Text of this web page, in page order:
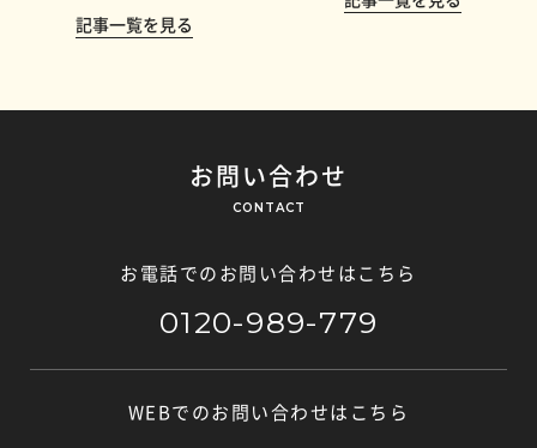
記事一覧を見る
お問い合わせ
CONTACT
お電話でのお問い合わせはこちら
0120-989-779
WEBでのお問い合わせはこちら